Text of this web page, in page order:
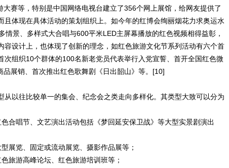
赛等，特别是中国网络电视台建立了356个网上展馆，给网友提供了
且体现在具体活动的策划组织上。如今年的红博会绚丽烟花力求奥运水
情景、多样式大合唱与600平米LED主屏幕播放的红色视频相得益彰，
容设计上，也体现了创新的理念，如红色旅游文化节系列活动有六个首
次组织10个群体的100名新老党员代表举行入党宣誓、首开全国红色微
展销、首次推出红色歌舞剧《日出韶山》等。[10]
以往比较单一的集会、纪念会之类走向多样化。其类型大致可以分为
合唱节、文艺演出活动包括《梦回延安保卫战》等大型实景剧演出
展览、固定或流动展览、摄影作品展等；
旅游高峰论坛、红色旅游培训班等；